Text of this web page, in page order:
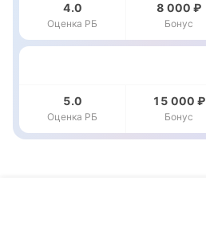
4.0
Оценка РБ
8 000 ₽
Бонус
5.0
Оценка РБ
15 000 ₽
Бонус